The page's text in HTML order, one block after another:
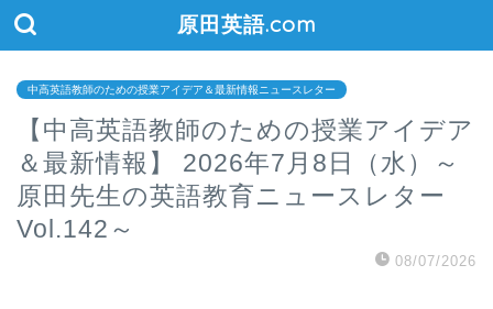
原田英語.com
中高英語教師のための授業アイデア＆最新情報ニュースレター
【中高英語教師のための授業アイデア
＆最新情報】 2026年7月8日（水）～
原田先生の英語教育ニュースレター
Vol.142～
08/07/2026